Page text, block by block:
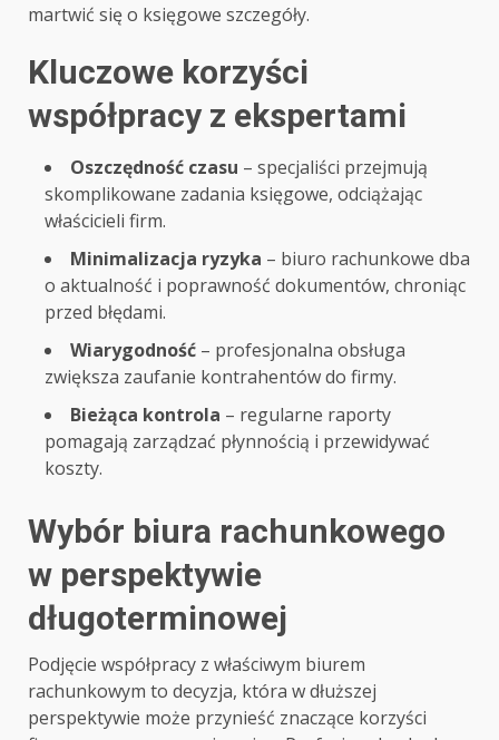
martwić się o księgowe szczegóły.
Kluczowe korzyści
współpracy z ekspertami
Oszczędność czasu – specjaliści przejmują
skomplikowane zadania księgowe, odciążając
właścicieli firm.
Minimalizacja ryzyka – biuro rachunkowe dba
o aktualność i poprawność dokumentów, chroniąc
przed błędami.
Wiarygodność – profesjonalna obsługa
zwiększa zaufanie kontrahentów do firmy.
Bieżąca kontrola – regularne raporty
pomagają zarządzać płynnością i przewidywać
koszty.
Wybór biura rachunkowego
w perspektywie
długoterminowej
Podjęcie współpracy z właściwym biurem
rachunkowym to decyzja, która w dłuższej
perspektywie może przynieść znaczące korzyści